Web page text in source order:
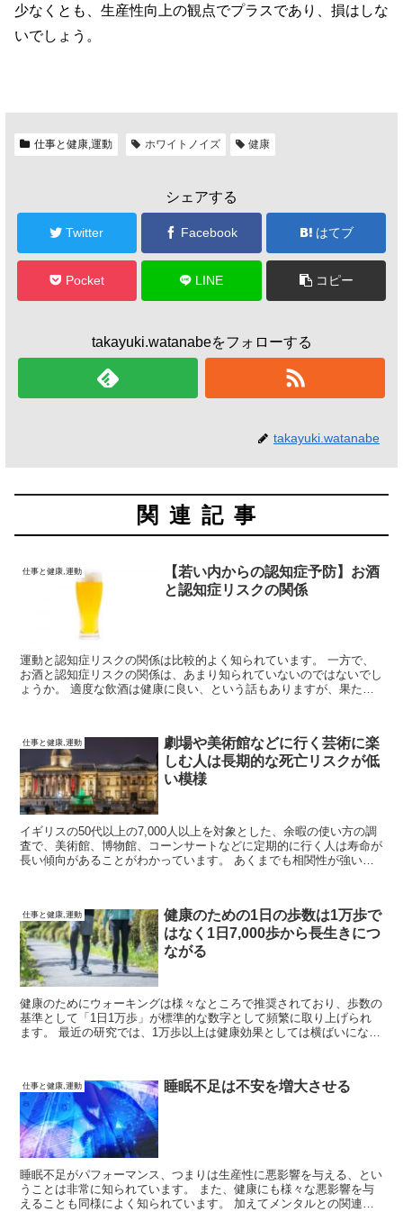
少なくとも、生産性向上の観点でプラスであり、損はしな
いでしょう。
仕事と健康,運動 ホワイトノイズ 健康
シェアする
Twitter Facebook はてブ
Pocket LINE コピー
takayuki.watanabeをフォローする
takayuki.watanabe
関連記事
仕事と健康,運動
【若い内からの認知症予防】お酒
と認知症リスクの関係
運動と認知症リスクの関係は比較的よく知られています。 一方で、
お酒と認知症リスクの関係は、あまり知られていないのではないでし
ょうか。 適度な飲酒は健康に良い、という話もありますが、果たし
仕事と健康,運動
劇場や美術館などに行く芸術に楽
しむ人は長期的な死亡リスクが低
い模様
イギリスの50代以上の7,000人以上を対象とした、余暇の使い方の調
査で、美術館、博物館、コーンサートなどに定期的に行く人は寿命が
長い傾向があることがわかっています。 あくまでも相関性が強い話
仕事と健康,運動
健康のための1日の歩数は1万歩で
はなく1日7,000歩から長生きにつ
ながる
健康のためにウォーキングは様々なところで推奨されており、歩数の
基準として「1日1万歩」が標準的な数字として頻繁に取り上げられ
ます。 最近の研究では、1万歩以上は健康効果としては横ばいになる
仕事と健康,運動 睡眠不足は不安を増大させる
睡眠不足がパフォーマンス、つまりは生産性に悪影響を与える、とい
うことは非常に知られています。 また、健康にも様々な悪影響を与
えることも同様によく知られています。 加えてメンタルとの関連性